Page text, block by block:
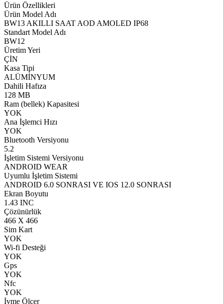
Ürün Özellikleri
Ürün Model Adı
BW13 AKILLI SAAT AOD AMOLED IP68
Standart Model Adı
BW12
Üretim Yeri
ÇİN
Kasa Tipi
ALÜMİNYUM
Dahili Hafıza
128 MB
Ram (bellek) Kapasitesi
YOK
Ana İşlemci Hızı
YOK
Bluetooth Versiyonu
5.2
İşletim Sistemi Versiyonu
ANDROID WEAR
Uyumlu İşletim Sistemi
ANDROID 6.0 SONRASI VE IOS 12.0 SONRASI
Ekran Boyutu
1.43 INC
Çözünürlük
466 X 466
Sim Kart
YOK
Wi-fi Desteği
YOK
Gps
YOK
Nfc
YOK
İvme Ölçer